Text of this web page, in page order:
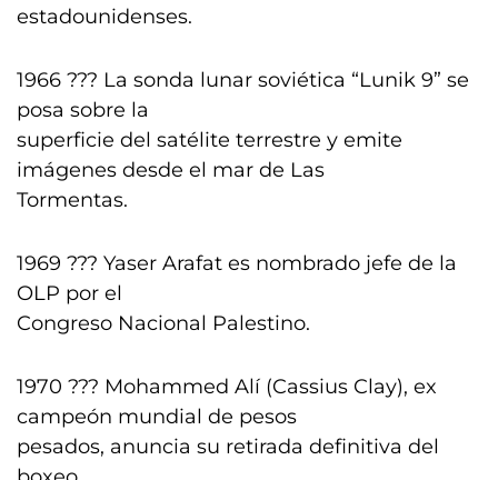
estadounidenses.
1966 ??? La sonda lunar soviética “Lunik 9” se
posa sobre la
superficie del satélite terrestre y emite
imágenes desde el mar de Las
Tormentas.
1969 ??? Yaser Arafat es nombrado jefe de la
OLP por el
Congreso Nacional Palestino.
1970 ??? Mohammed Alí (Cassius Clay), ex
campeón mundial de pesos
pesados, anuncia su retirada definitiva del